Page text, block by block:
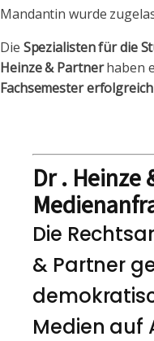
Mandantin wurde
Die Spezialisten für die
Heinze & Partnerhaben
Fachsemester
Dr . Heinze
Die
& Partner
Medien auf